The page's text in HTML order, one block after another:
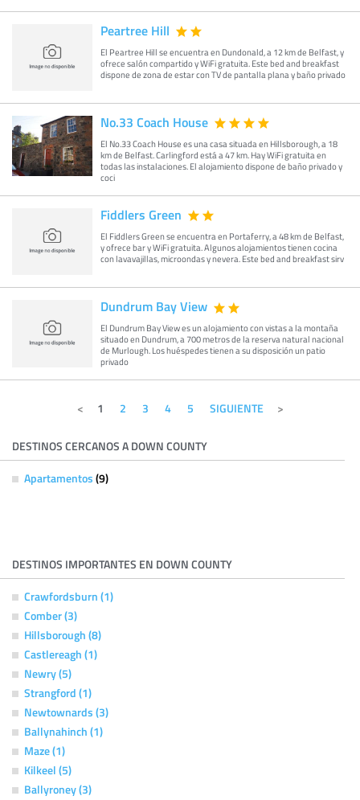
Peartree Hill
El Peartree Hill se encuentra en Dundonald, a 12 km de Belfast, y
ofrece salón compartido y WiFi gratuita. Este bed and breakfast
dispone de zona de estar con TV de pantalla plana y baño privado
No.33 Coach House
El No.33 Coach House es una casa situada en Hillsborough, a 18
km de Belfast. Carlingford está a 47 km. Hay WiFi gratuita en
todas las instalaciones. El alojamiento dispone de baño privado y
coci
Fiddlers Green
El Fiddlers Green se encuentra en Portaferry, a 48 km de Belfast,
y ofrece bar y WiFi gratuita. Algunos alojamientos tienen cocina
con lavavajillas, microondas y nevera. Este bed and breakfast sirv
Dundrum Bay View
El Dundrum Bay View es un alojamiento con vistas a la montaña
situado en Dundrum, a 700 metros de la reserva natural nacional
de Murlough. Los huéspedes tienen a su disposición un patio
privado
1 2 3 4 5 SIGUIENTE
DESTINOS CERCANOS A DOWN COUNTY
Apartamentos (9)
DESTINOS IMPORTANTES EN DOWN COUNTY
Crawfordsburn (1)
Comber (3)
Hillsborough (8)
Castlereagh (1)
Newry (5)
Strangford (1)
Newtownards (3)
Ballynahinch (1)
Maze (1)
Kilkeel (5)
Ballyroney (3)